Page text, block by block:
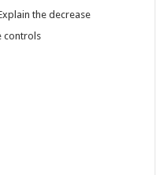
the decrease
controls